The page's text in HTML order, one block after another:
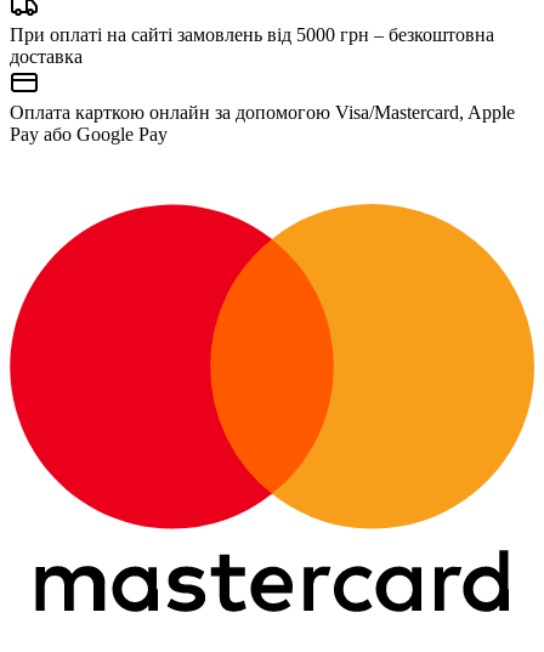
При оплаті на сайті замовлень від 5000 грн – безкоштовна
доставка
Оплата карткою онлайн за допомогою Visa/Mastercard, Apple
Pay або Google Pay